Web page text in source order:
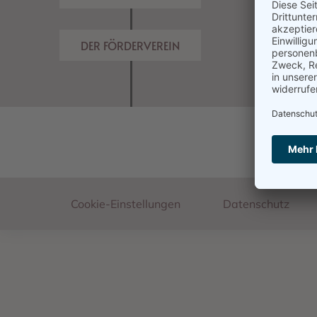
DER FÖRDERVEREIN
Footer
Cookie-Einstellungen Datenschutz